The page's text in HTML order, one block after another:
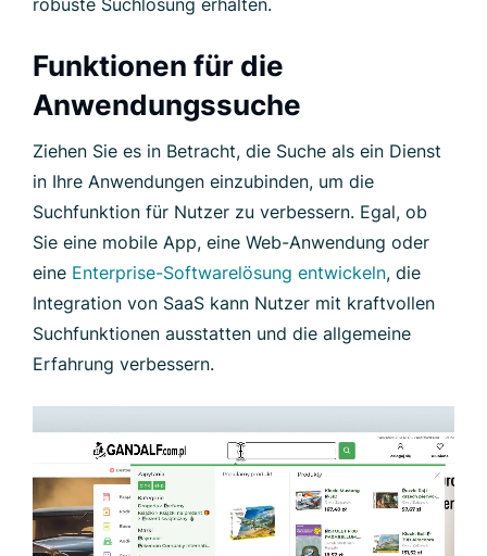
robuste Suchlösung erhalten.
Funktionen für die
Anwendungssuche
Ziehen Sie es in Betracht, die Suche als ein Dienst
in Ihre Anwendungen einzubinden, um die
Suchfunktion für Nutzer zu verbessern. Egal, ob
Sie eine mobile App, eine Web-Anwendung oder
eine Enterprise-Softwarelösung entwickeln, die
Integration von SaaS kann Nutzer mit kraftvollen
Suchfunktionen ausstatten und die allgemeine
Erfahrung verbessern.